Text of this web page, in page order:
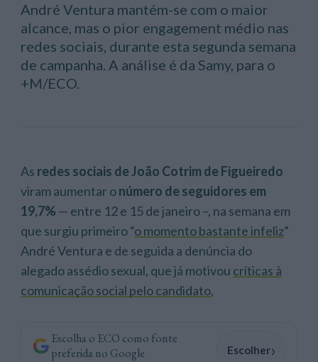
André Ventura mantém-se com o maior
alcance, mas o pior engagement médio nas
redes sociais, durante esta segunda semana
de campanha. A análise é da Samy, para o
+M/ECO.
As redes sociais de João Cotrim de Figueiredo
viram aumentar onúmero de seguidores em
19,7% — entre 12 e 15 de janeiro –, na semana em
que surgiu primeiro “o momento bastante infeliz”
André Ventura e de seguida a denúncia do
alegado assédio sexual, que já motivou críticas à
comunicação social pelo candidato,
Escolha o ECO como fonte
preferida no Google
Escolher›